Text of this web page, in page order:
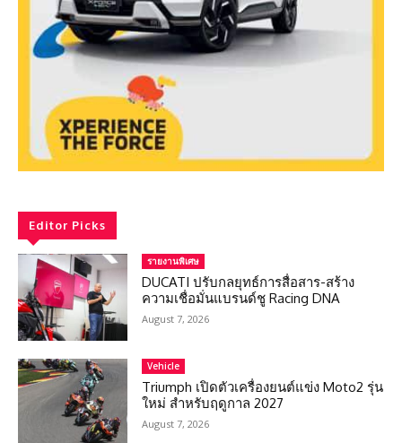
Editor Picks
รายงานพิเศษ
DUCATI ปรับกลยุทธ์การสื่อสาร-สร้าง
ความเชื่อมั่นแบรนด์ชู Racing DNA
August 7, 2026
Vehicle
Triumph เปิดตัวเครื่องยนต์แข่ง Moto2 รุ่น
ใหม่ สำหรับฤดูกาล 2027
August 7, 2026